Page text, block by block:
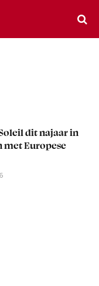
dit najaar in
met Europese